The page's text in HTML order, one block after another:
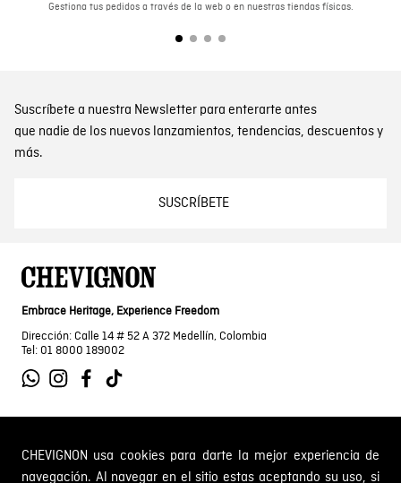
CHEVIGNON usa cookies para darte la mejor experiencia de
navegación. Al navegar en el sitio estas aceptando su uso, si
Gestiona tus pedidos a través de la web o en nuestras tiendas físicas.
Suscríbete a nuestra Newsletter para enterarte antes
que nadie de los nuevos lanzamientos, tendencias, descuentos y
más.
SUSCRÍBETE
Embrace Heritage, Experience Freedom
Dirección: Calle 14 # 52 A 372 Medellín, Colombia
Tel: 01 8000 189002
SOBRE NOSOTROS